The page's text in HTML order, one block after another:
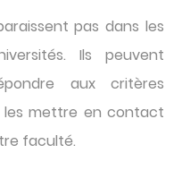
pas dans les
Ils peuvent
aux critères
les mettre en contact
faculté.